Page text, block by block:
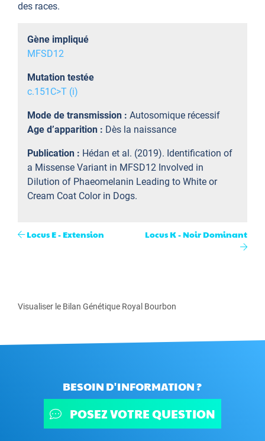
des races.
Gène impliqué
MFSD12
Mutation testée
c.151C>T (i)
Mode de transmission : Autosomique récessif
Age d’apparition : Dès la naissance
Publication : Hédan et al. (2019). Identification of
a Missense Variant in MFSD12 Involved in
Dilution of Phaeomelanin Leading to White or
Cream Coat Color in Dogs.
Locus E - Extension Locus K - Noir Dominant
Visualiser le Bilan Génétique Royal Bourbon
BESOIN D'INFORMATION ?
POSEZ VOTRE QUESTION